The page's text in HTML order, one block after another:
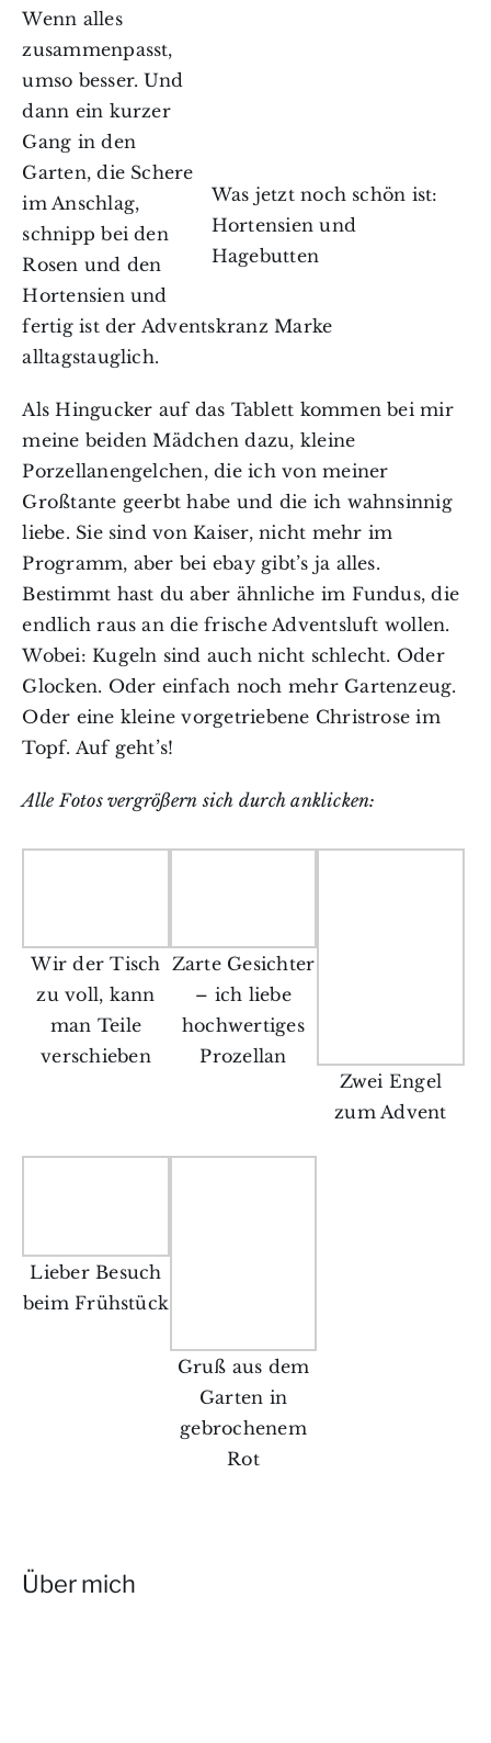
Was jetzt noch schön ist:
Hortensien und
Hagebutten
Wenn alles
zusammenpasst,
umso besser. Und
dann ein kurzer
Gang in den
Garten, die Schere
im Anschlag,
schnipp bei den
Rosen und den
Hortensien und
fertig ist der Adventskranz Marke
alltagstauglich.
Als Hingucker auf das Tablett kommen bei mir
meine beiden Mädchen dazu, kleine
Porzellanengelchen, die ich von meiner
Großtante geerbt habe und die ich wahnsinnig
liebe. Sie sind von Kaiser, nicht mehr im
Programm, aber bei ebay gibt’s ja alles.
Bestimmt hast du aber ähnliche im Fundus, die
endlich raus an die frische Adventsluft wollen.
Wobei: Kugeln sind auch nicht schlecht. Oder
Glocken. Oder einfach noch mehr Gartenzeug.
Oder eine kleine vorgetriebene Christrose im
Topf. Auf geht’s!
Alle Fotos vergrößern sich durch anklicken:
Wir der Tisch
zu voll, kann
man Teile
verschieben
Zarte Gesichter
– ich liebe
hochwertiges
Prozellan
Zwei Engel
zum Advent
Lieber Besuch
beim Frühstück
Gruß aus dem
Garten in
gebrochenem
Rot
Über mich